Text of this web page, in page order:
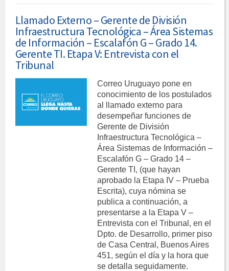
Llamado Externo – Gerente de División
Infraestructura Tecnológica – Área Sistemas
de Información – Escalafón G – Grado 14.
Gerente TI. Etapa V: Entrevista con el
Tribunal
Correo Uruguayo pone en
conocimiento de los postulados
al llamado externo para
desempeñar funciones de
Gerente de División
Infraestructura Tecnológica –
Área Sistemas de Información –
Escalafón G – Grado 14 –
Gerente TI, (que hayan
aprobado la Etapa IV – Prueba
Escrita), cuya nómina se
publica a continuación, a
presentarse a la Etapa V –
Entrevista con el Tribunal, en el
Dpto. de Desarrollo, primer piso
de Casa Central, Buenos Aires
451, según el día y la hora que
se detalla seguidamente.